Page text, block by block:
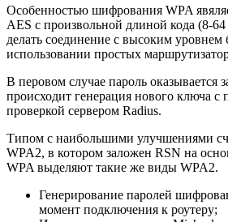
Особенностью шифрования WPA
АЕS с произвольной длиной кода (8-64
делать соединение с высоким уровнем
использовании простых
В перовом случае пароль оказывается
происходит генерация нового ключа с
проверкой сервером Radius.
Типом с наибольшими улучшениями
WPA2, в котором заложен RSN на
WPA выделяют такие же виды WPA2.
Генерирование паролей
момент подключения к роутеру;